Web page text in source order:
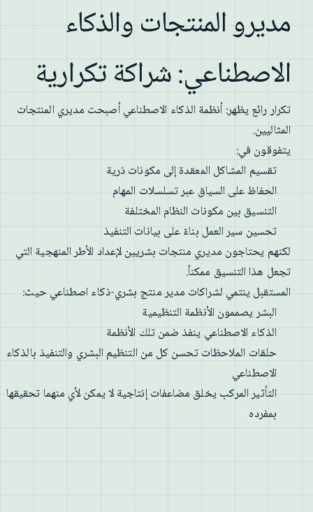
مديرو المنتجات والذكاء
الاصطناعي: شراكة تكرارية
تكرار رائع يظهر: أنظمة الذكاء الاصطناعي أصبحت مديري المنتجات
المثاليين.
يتفوقون في:
تقسيم المشاكل المعقدة إلى مكونات ذرية
الحفاظ على السياق عبر تسلسلات المهام
التنسيق بين مكونات النظام المختلفة
تحسين سير العمل بناءً على بيانات التنفيذ
لكنهم يحتاجون مديري منتجات بشريين لإعداد الأطر المنهجية التي
تجعل هذا التنسيق ممكناً.
المستقبل ينتمي لشراكات مدير منتج بشري-ذكاء اصطناعي حيث:
البشر يصممون الأنظمة التنظيمية
الذكاء الاصطناعي ينفذ ضمن تلك الأنظمة
حلقات الملاحظات تحسن كل من التنظيم البشري والتنفيذ بالذكاء
الاصطناعي
التأثير المركب يخلق مضاعفات إنتاجية لا يمكن لأي منهما تحقيقها
بمفرده